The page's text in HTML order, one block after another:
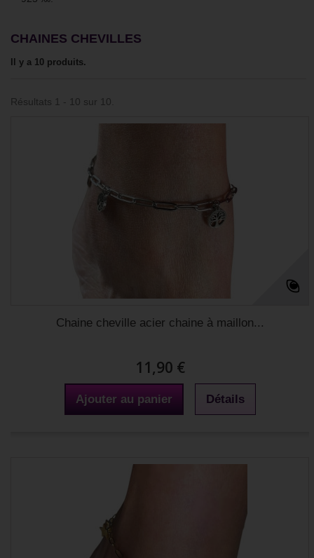
CHAINES CHEVILLES
Il y a 10 produits.
Résultats 1 - 10 sur 10.
Chaine cheville acier chaine à maillon...
11,90 €
Ajouter au panier Détails